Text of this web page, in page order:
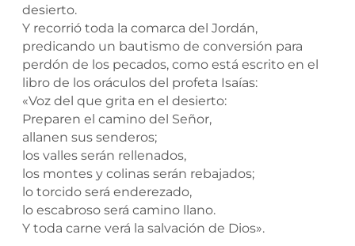
desierto.
Y recorrió toda la comarca del Jordán,
predicando un bautismo de conversión para
perdón de los pecados, como está escrito en el
libro de los oráculos del profeta Isaías:
«Voz del que grita en el desierto:
Preparen el camino del Señor,
allanen sus senderos;
los valles serán rellenados,
los montes y colinas serán rebajados;
lo torcido será enderezado,
lo escabroso será camino llano.
Y toda carne verá la salvación de Dios».